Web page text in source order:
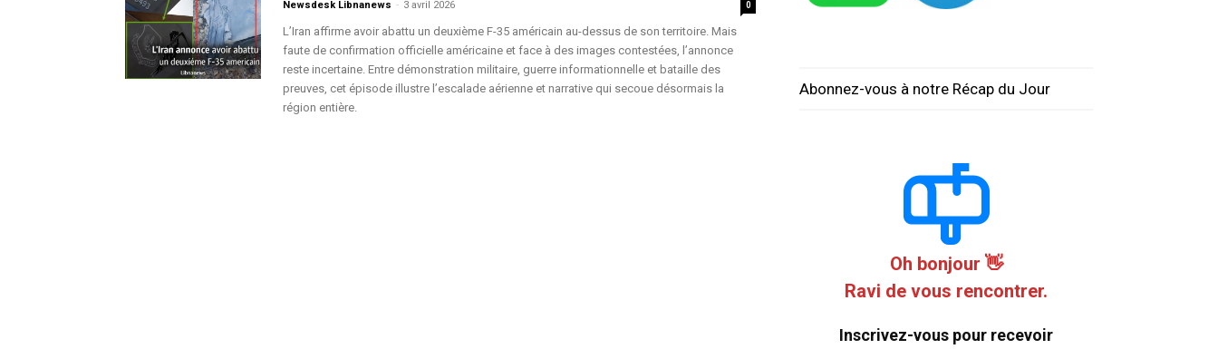
Newsdesk Libnanews - 3 avril 2026 0
L’Iran affirme avoir abattu un deuxième F-35 américain au-dessus de son territoire. Mais
faute de confirmation officielle américaine et face à des images contestées, l’annonce
reste incertaine. Entre démonstration militaire, guerre informationnelle et bataille des
preuves, cet épisode illustre l’escalade aérienne et narrative qui secoue désormais la
région entière.
Abonnez-vous à notre Récap du Jour
Oh bonjour 👋
Ravi de vous rencontrer.
Inscrivez-vous pour recevoir